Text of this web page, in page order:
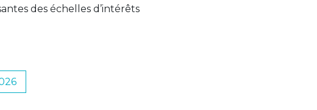
des échelles d’intérêts